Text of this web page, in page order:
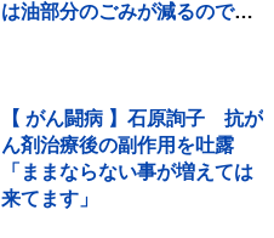
は油部分のごみが減るので、
【 がん闘病 】石原詢子 抗が
ん剤治療後の副作用を吐露
「ままならない事が増えては
来てます」